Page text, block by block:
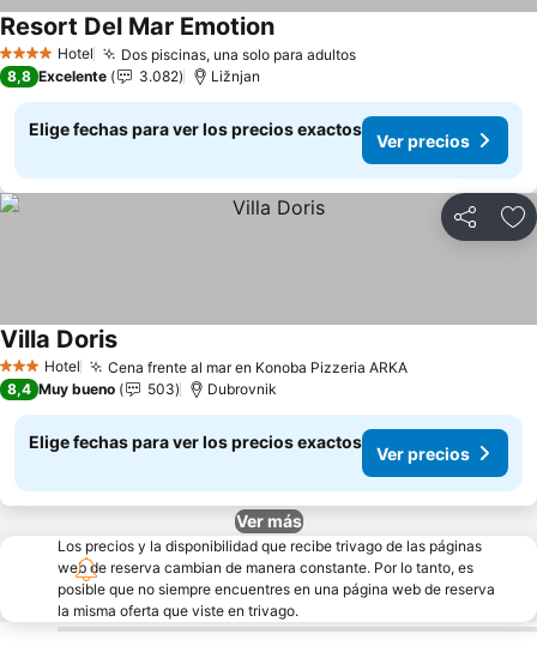
4 EstrellasHotel Dos piscinas, una solo para adultos
Resort Del Mar Emotion
8,8 Excelente 3.082 Ližnjan
Elige fechas para ver los precios exactos
Ver precios
Compartir
3 Estrellas
Hotel Cena frente al mar en Konoba Pizzeria ARKA
Villa Doris
8,4 Muy bueno 503 Dubrovnik
Elige fechas para ver los precios exactos
Ver precios
Ver más
Los precios y la disponibilidad que recibe trivago de las páginas
web de reserva cambian de manera constante. Por lo tanto, es
posible que no siempre encuentres en una página web de reserva
la misma oferta que viste en trivago.